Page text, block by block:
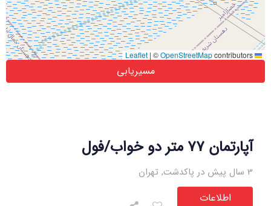
آپارتمان 77 متر دو خواب/فول
3 سال پیش در پاکدشت , تهران
اطلاعات
| ©OpenStreetMapcontributors
مسیریابی